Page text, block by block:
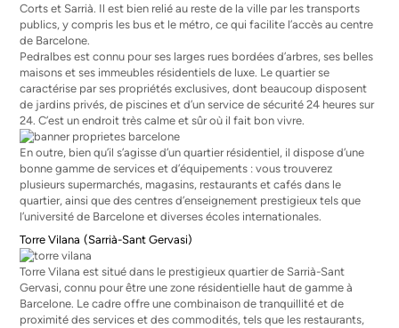
Corts et Sarrià. Il est bien relié au reste de la ville par les transports
publics, y compris les bus et le métro, ce qui facilite l’accès au centre
de Barcelone.
Pedralbes est connu pour ses larges rues bordées d’arbres, ses belles
maisons et ses immeubles résidentiels de luxe. Le quartier se
caractérise par ses propriétés exclusives, dont beaucoup disposent
de jardins privés, de piscines et d’un service de sécurité 24 heures sur
24. C’est un endroit très calme et sûr où il fait bon vivre.
En outre, bien qu’il s’agisse d’un quartier résidentiel, il dispose d’une
bonne gamme de services et d’équipements : vous trouverez
plusieurs supermarchés, magasins, restaurants et cafés dans le
quartier, ainsi que des centres d’enseignement prestigieux tels que
l’université de Barcelone et diverses écoles internationales.
Torre Vilana (Sarrià-Sant Gervasi)
Torre Vilana est situé dans le prestigieux quartier de Sarrià-Sant
Gervasi, connu pour être une zone résidentielle haut de gamme à
Barcelone. Le cadre offre une combinaison de tranquillité et de
proximité des services et des commodités, tels que les restaurants,